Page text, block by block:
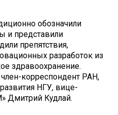
обозначили
и представили
препятствия,
разработок из
здравоохранение.
корреспондент РАН,
НГУ, вице-
Дмитрий Кудлай.